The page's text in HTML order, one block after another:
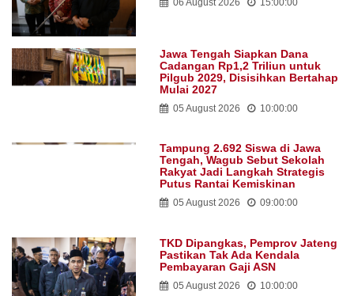
Jawa Tengah Siapkan Dana
Cadangan Rp1,2 Triliun untuk
Pilgub 2029, Disisihkan Bertahap
Mulai 2027
05 August 2026 10:00:00
Tampung 2.692 Siswa di Jawa
Tengah, Wagub Sebut Sekolah
Rakyat Jadi Langkah Strategis
Putus Rantai Kemiskinan
05 August 2026 09:00:00
TKD Dipangkas, Pemprov Jateng
Pastikan Tak Ada Kendala
Pembayaran Gaji ASN
05 August 2026 10:00:00